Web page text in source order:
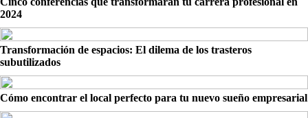
2024
Transformación de espacios: El dilema de los trasteros
subutilizados
Cómo encontrar el local perfecto para tu nuevo sueño empresarial